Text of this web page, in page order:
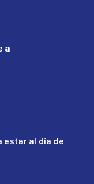
a
estar al día de